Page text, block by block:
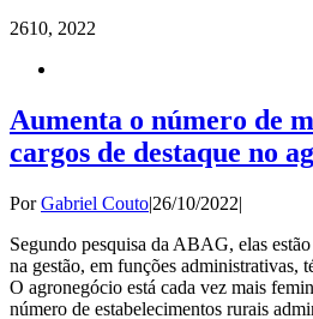
2610, 2022
Aumenta o número de
cargos de destaque no
PorGabriel Couto|26/10/2022|
Segundo pesquisa da ABAG, elas estão
na gestão, em funções administrativas,
O agronegócio está cada vez mais
número de estabelecimentos rurais